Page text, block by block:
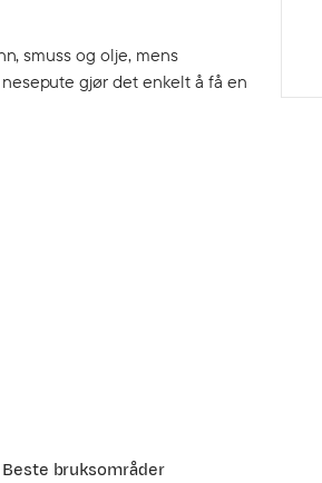
smuss og olje, mens
gjør det enkelt å få en
Beste bruksområder